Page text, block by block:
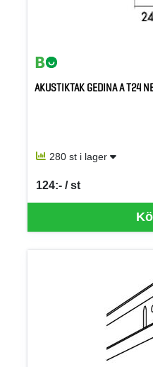
AKUSTIKTAK GEDINA A T24
280 st i lager
124:- / st
SEK per ST